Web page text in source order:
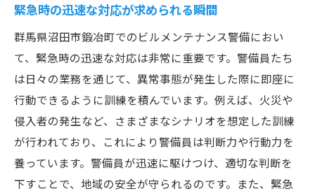
効果的な警備計画の立案方法
警備員が直面する地域特有の課題
周辺地域との連携による治安向上
地域の信頼を得る鍛冶町の警備員の姿勢とは
倫理観とプロ意識に基づく行動
警備員の社会的責任とその意義
緊急時の迅速な対応が求められる瞬間
群馬県沼田市鍛冶町でのビルメンテナンス警備におい
て、緊急時の迅速な対応は非常に重要です。警備員たち
は日々の業務を通じて、異常事態が発生した際に即座に
行動できるように訓練を積んでいます。例えば、火災や
侵入者の発生など、さまざまなシナリオを想定した訓練
が行われており、これにより警備員は判断力や行動力を
養っています。警備員が迅速に駆けつけ、適切な判断を
下すことで、地域の安全が守られるのです。また、緊急